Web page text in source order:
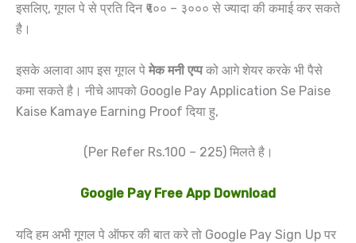
इसलिए, गूगल पे से प्रति दिन ₹५०० – ३००० से ज्यादा की कमाई कर सकते
है।
इसके अलावा आप इस गूगल पे मेक मनी एप्पको आगे शेयर करके भी पैसे
कमा सकते है। नीचे आपको Google Pay Application Se Paise
Kaise Kamaye Earning Proof दिया हु,
(Per Refer Rs.100 – 225) मिलते है।
Google Pay Free App Download
यदि हम अभी गूगल पे ऑफर की बात करे तो Google Pay Sign Up पर